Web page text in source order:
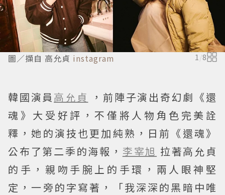
圖／擷自 高允貞 instagram 1 /8
韓國演員 高允貞
，前陣子演出奇幻劇《還
魂》大受好評，不僅將人物角色完美詮
釋，她的演技也更加純熟，日前《還魂》
公布了第二季的海報， 李宰旭 拉著高允貞
的手，親吻手腕上的手環，兩人眼神堅
定，一旁的字寫著，「我深深的黑暗中唯